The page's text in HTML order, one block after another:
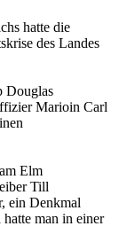
hatte die
des Landes
Douglas
Marioin Carl
Elm
Till
ein Denkmal
man in einer